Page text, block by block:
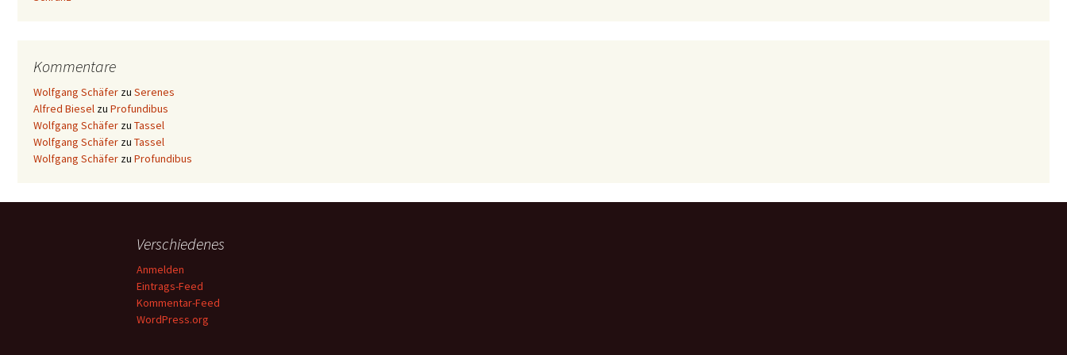
Kommentare
Wolfgang Schäfer zu Serenes
Alfred Biesel zu Profundibus
Wolfgang Schäfer zu Tassel
Wolfgang Schäfer zu Tassel
Wolfgang Schäfer zu Profundibus
Verschiedenes
Anmelden
Eintrags-Feed
Kommentar-Feed
WordPress.org